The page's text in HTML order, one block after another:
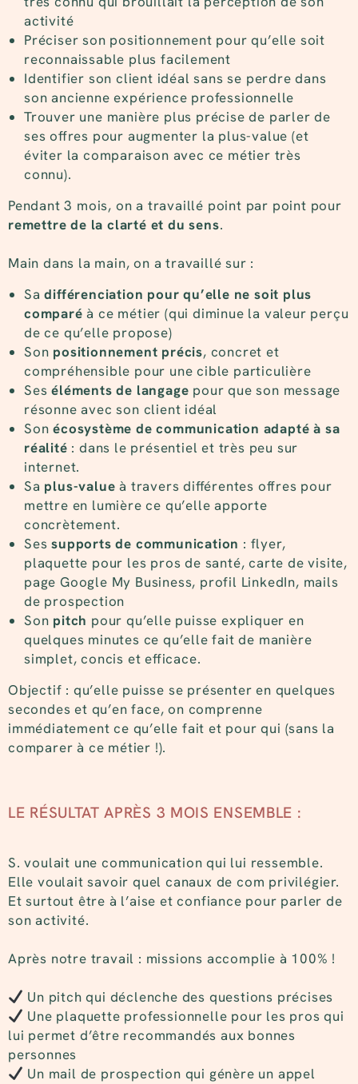
activité
Préciser son positionnement pour qu’elle soit
reconnaissable plus facilement
Identifier son client idéal sans se perdre dans
son ancienne expérience professionnelle
Trouver une manière plus précise de parler de
ses offres pour augmenter la plus-value (et
éviter la comparaison avec ce métier très
connu).
Pendant 3 mois, on a travaillé point par point pour
remettre de la clarté et du sens.
Main dans la main, on a travaillé sur :
Sadifférenciation pour qu’elle ne soit plus
comparé à ce métier (qui diminue la valeur perçu
de ce qu’elle propose)
Son positionnement précis, concret et
compréhensible pour une cible particulière
Ses éléments de langage pour que son message
résonne avec son client idéal
Sonécosystème de communication adapté à sa
réalité : dans le présentiel et très peu sur
internet.
Sa plus-value à travers différentes offres pour
mettre en lumière ce qu’elle apporte
concrètement.
Sessupports de communication : flyer,
plaquette pour les pros de santé, carte de visite,
page Google My Business, profil LinkedIn, mails
de prospection
Son pitch pour qu’elle puisse expliquer en
quelques minutes ce qu’elle fait de manière
simplet, concis et efficace.
Objectif : qu’elle puisse se présenter en quelques
secondes et qu’en face, on comprenne
immédiatement ce qu’elle fait et pour qui (sans la
comparer à ce métier !).
LE RÉSULTAT APRÈS 3 MOIS ENSEMBLE :
S. voulait une communication qui lui ressemble.
Elle voulait savoir quel canaux de com privilégier.
Et surtout être à l’aise et confiance pour parler de
son activité.
Après notre travail : missions accomplie à 100% !
Un pitch qui déclenche des questions précises
Une plaquette professionnelle pour les pros qui
lui permet d’être recommandés aux bonnes
personnes
Un mail de prospection qui génère un appel